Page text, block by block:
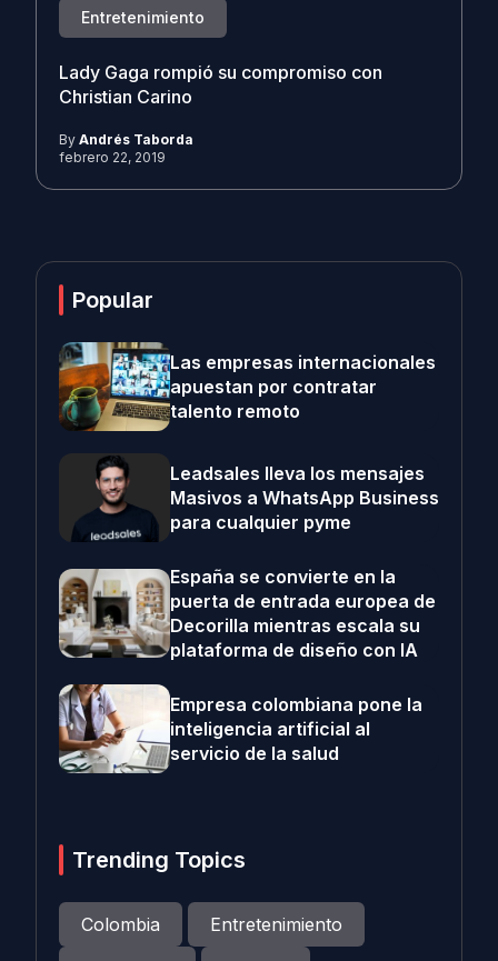
Entretenimiento
Lady Gaga rompió su compromiso con
Christian Carino
By Andrés Taborda
febrero 22, 2019
Popular
Las empresas internacionales
apuestan por contratar
talento remoto
Leadsales lleva los mensajes
Masivos a WhatsApp Business
para cualquier pyme
España se convierte en la
puerta de entrada europea de
Decorilla mientras escala su
plataforma de diseño con IA
Empresa colombiana pone la
inteligencia artificial al
servicio de la salud
Trending Topics
Colombia
Entretenimiento